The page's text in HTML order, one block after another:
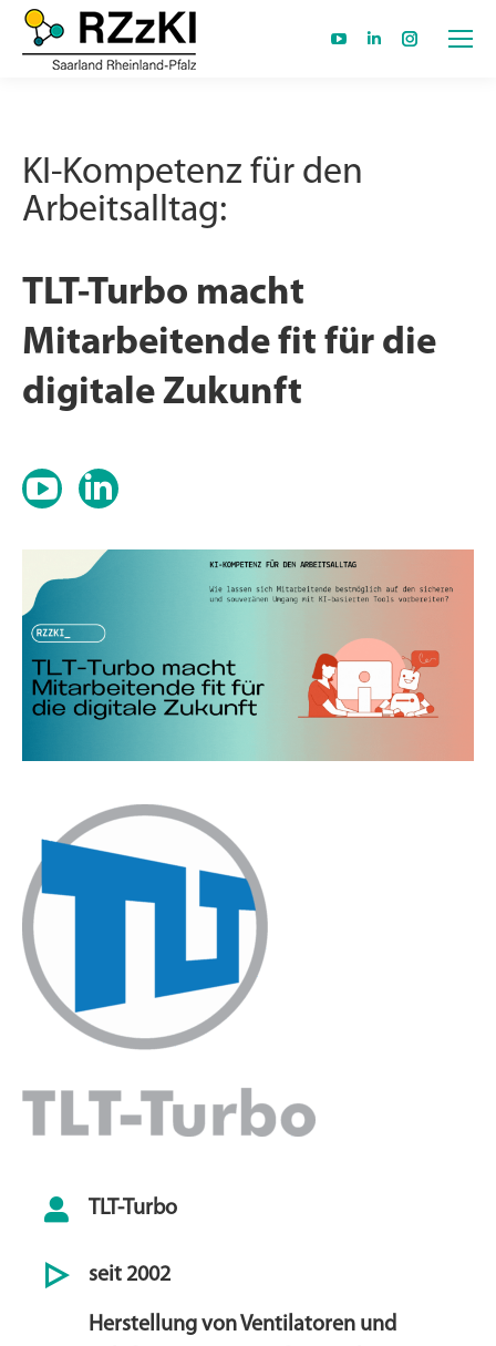
new
LinkedinInstagram
KI-Kompetenz für den
Arbeitsalltag:
TLT-Turbo macht
Mitarbeitende fit für die
digitale Zukunft
Youtube
LI
TLT-Turbo
seit 2002
Herstellung von Ventilatoren und